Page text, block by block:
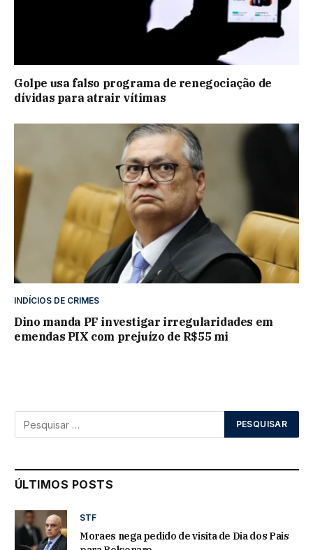
Golpe usa falso programa de renegociação de
dívidas para atrair vítimas
INDÍCIOS DE CRIMES
Dino manda PF investigar irregularidades em
emendas PIX com prejuízo de R$55 mi
ÚLTIMOS POSTS
STF
Moraes nega pedido de visita de Dia dos Pais